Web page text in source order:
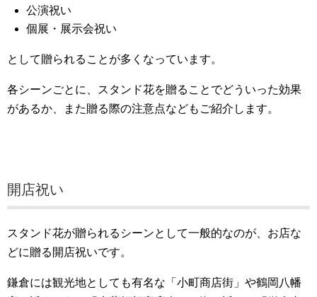
公演祝い
個展・展示会祝い
として贈られることが多くなっています。
各シーンごとに、スタンド花を贈ることでどういった効果
があるか、また贈る際の注意点などもご紹介します。
開店祝い
スタンド花が贈られるシーンとして一般的なのが、お店な
どに贈る開店祝いです。
鎌倉には観光地としても有名な「小町商店街」や鶴岡八幡